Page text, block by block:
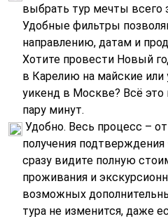
выбрать тур мечты всего
Удобные фильтры
направлению, датам и
Хотите провести Новый
в Карелию на майские или
уикенд в Москве? Всё это
пару минут.
Удобно. Весь процесс –
получения
сразу видите полную
проживания и
возможных
тура не изменится, даже